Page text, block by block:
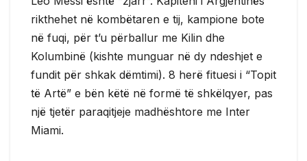
rikthehet në kombëtaren e tij, kampione bote
në fuqi, për t’u përballur me Kilin dhe
Kolumbinë (kishte munguar në dy ndeshjet e
fundit për shkak dëmtimi). 8 herë fituesi i “Topit
të Artë” e bën këtë në formë të shkëlqyer, pas
një tjetër paraqitjeje madhështore me Inter
Miami.